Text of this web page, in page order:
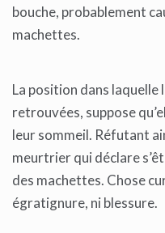
bouche, probablement
machettes.
La position dans
retrouvées, suppose
leur sommeil. Réfutant
meurtrier qui déclare
des machettes. Chose
égratignure, ni blessure.